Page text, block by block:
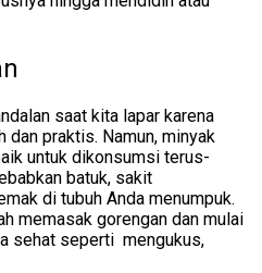
saat kita lapar karena
dan praktis. Namun, minyak
untuk dikonsumsi terus-
batuk, sakit
di tubuh Anda menumpuk.
memasak gorengan dan mulai
sehat seperti mengukus,